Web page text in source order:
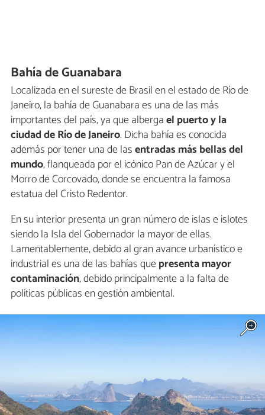
Bahía de Guanabara
Localizada en el sureste de Brasil en el estado de Río de
Janeiro, la bahía de Guanabara es una de las más
importantes del país, ya que albergael puerto y la
ciudad de Río de Janeiro. Dicha bahía es conocida
además por tener una de lasentradas más bellas del
mundo, flanqueada por el icónico Pan de Azúcar y el
Morro de Corcovado, donde se encuentra la famosa
estatua del Cristo Redentor.
En su interior presenta un gran número de islas e islotes
siendo la Isla del Gobernador la mayor de ellas.
Lamentablemente, debido al gran avance urbanístico e
industrial es una de las bahías quepresenta mayor
contaminación, debido principalmente a la falta de
políticas públicas en gestión ambiental.